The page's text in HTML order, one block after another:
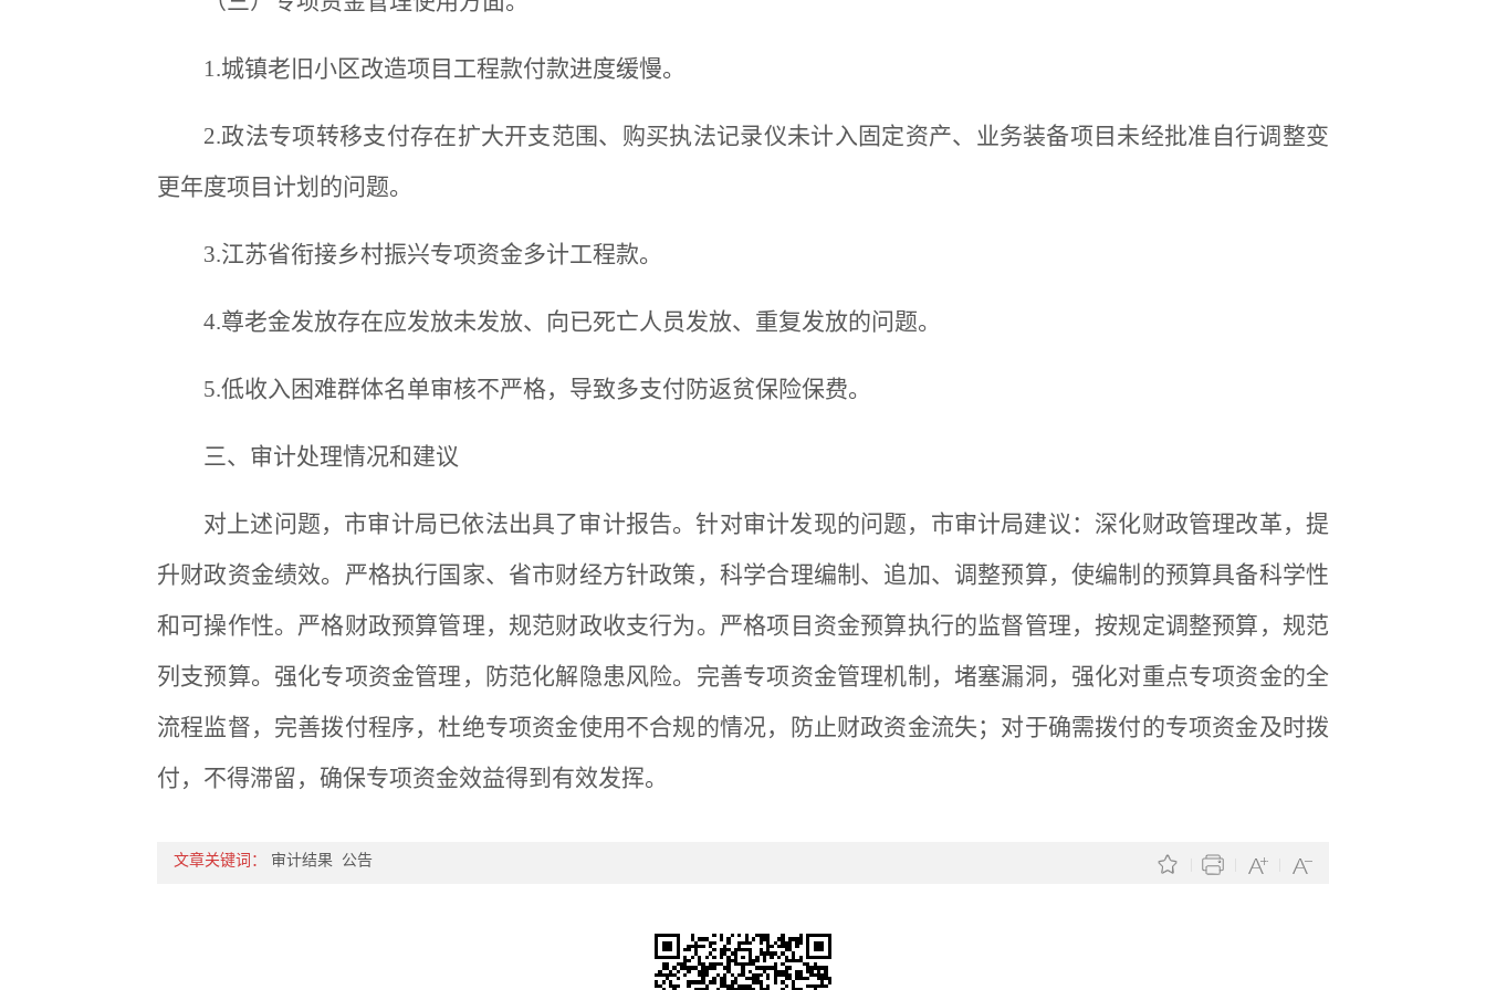
1.城镇老旧小区改造项目工程款付款进度缓慢。
2.政法专项转移支付存在扩大开支范围、购买执法记录仪未计入固定资产、业务装备项目未经批准自行调整变
更年度项目计划的问题。
3.江苏省衔接乡村振兴专项资金多计工程款。
4.尊老金发放存在应发放未发放、向已死亡人员发放、重复发放的问题。
5.低收入困难群体名单审核不严格，导致多支付防返贫保险保费。
三、审计处理情况和建议
对上述问题，市审计局已依法出具了审计报告。针对审计发现的问题，市审计局建议：深化财政管理改革，提
升财政资金绩效。严格执行国家、省市财经方针政策，科学合理编制、追加、调整预算，使编制的预算具备科学性
和可操作性。严格财政预算管理，规范财政收支行为。严格项目资金预算执行的监督管理，按规定调整预算，规范
列支预算。强化专项资金管理，防范化解隐患风险。完善专项资金管理机制，堵塞漏洞，强化对重点专项资金的全
流程监督，完善拨付程序，杜绝专项资金使用不合规的情况，防止财政资金流失；对于确需拨付的专项资金及时拨
付，不得滞留，确保专项资金效益得到有效发挥。
文章关键词： 审计结果 公告